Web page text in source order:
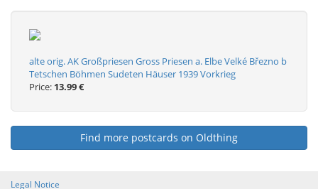
alte orig. AK Großpriesen Gross Priesen a. Elbe Velké Březno b
Tetschen Böhmen Sudeten Häuser 1939 Vorkrieg
Price: 13.99 €
Find more postcards on Oldthing
Legal Notice